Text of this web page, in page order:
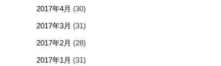
2017年4月 (30)
2017年3月 (31)
2017年2月 (28)
2017年1月 (31)